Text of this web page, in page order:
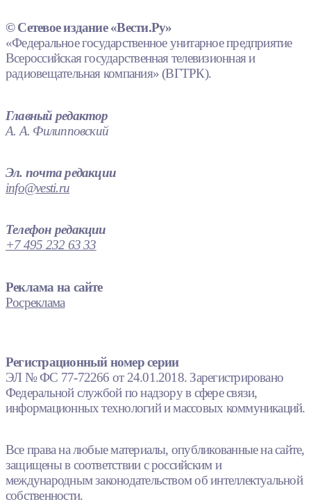
© Сетевое издание «Вести.Ру»
«Федеральное государственное унитарное предприятие
Всероссийская государственная телевизионная и
радиовещательная компания» (ВГТРК).
Главный редактор
А. А. Филипповский
Эл. почта редакции
info@vesti.ru
Телефон редакции
+7 495 232 63 33
Реклама на сайте
Росреклама
Регистрационный номер серии
ЭЛ № ФС 77-72266 от 24.01.2018. Зарегистрировано
Федеральной службой по надзору в сфере связи,
информационных технологий и массовых коммуникаций.
Все права на любые материалы, опубликованные на сайте,
защищены в соответствии с российским и
международным законодательством об интеллектуальной
собственности.